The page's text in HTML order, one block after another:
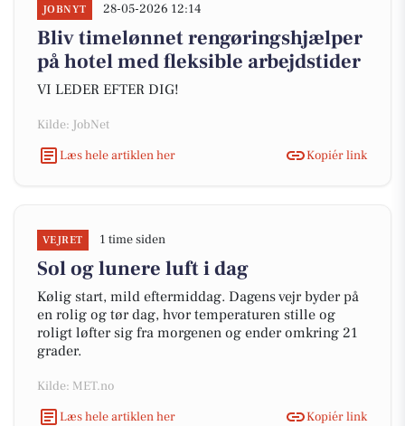
JOBNYT 28-05-2026 12:14
Bliv timelønnet rengøringshjælper
på hotel med fleksible arbejdstider
VI LEDER EFTER DIG!
Kilde: JobNet
Læs hele artiklen her
Kopiér link
VEJRET 1 time siden
Sol og lunere luft i dag
Kølig start, mild eftermiddag. Dagens vejr byder på
en rolig og tør dag, hvor temperaturen stille og
roligt løfter sig fra morgenen og ender omkring 21
grader.
Kilde: MET.no
Læs hele artiklen her
Kopiér link